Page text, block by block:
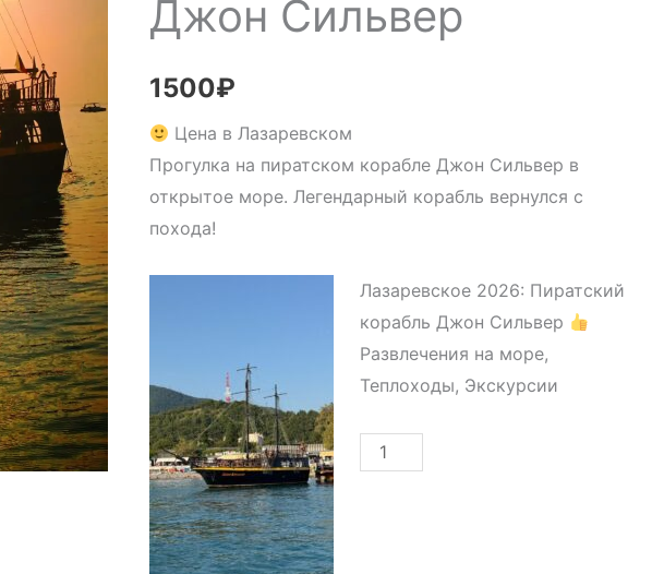
Джон Сильвер
1500₽
Цена в Лазаревском
Прогулка на пиратском корабле Джон Сильвер в
открытое море. Легендарный корабль вернулся с
похода!
Лазаревское 2026: Пиратский
корабль Джон Сильвер
Развлечения на море,
Теплоходы, Экскурсии
Количество
товара